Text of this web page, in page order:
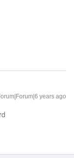
years ago